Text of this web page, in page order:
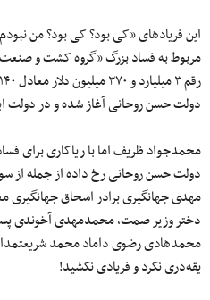
این فریادهای «کی بود؟ کی بود؟ من
مربوط به فساد بزرگ «گروه کشت و
دولت حسن روحانی آغاز شده و در دولت
محمدجواد ظریف اما با ریاکاری برای
دولت حسن روحانی رخ داده از جمله از
مهدی جهانگیری برادر اسحاق جهانگیری
دختر وزیر صمت، محمدمهدی آخوندی
محمدهادی رضوی داماد محمد
یقه‌دری نکرد و فریادی نکشید!